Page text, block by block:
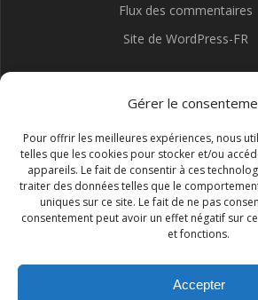
Gérer le
Pour offrir les meilleures expériences, nous
telles que les cookies pour stocker et/ou
appareils. Le fait de consentir à ces
traiter des données telles que le
uniques sur ce site. Le fait de ne pas
consentement peut avoir un effet négatif sur
et fonctions.
Accepter
Flux des commentaires
Site de WordPress-FR